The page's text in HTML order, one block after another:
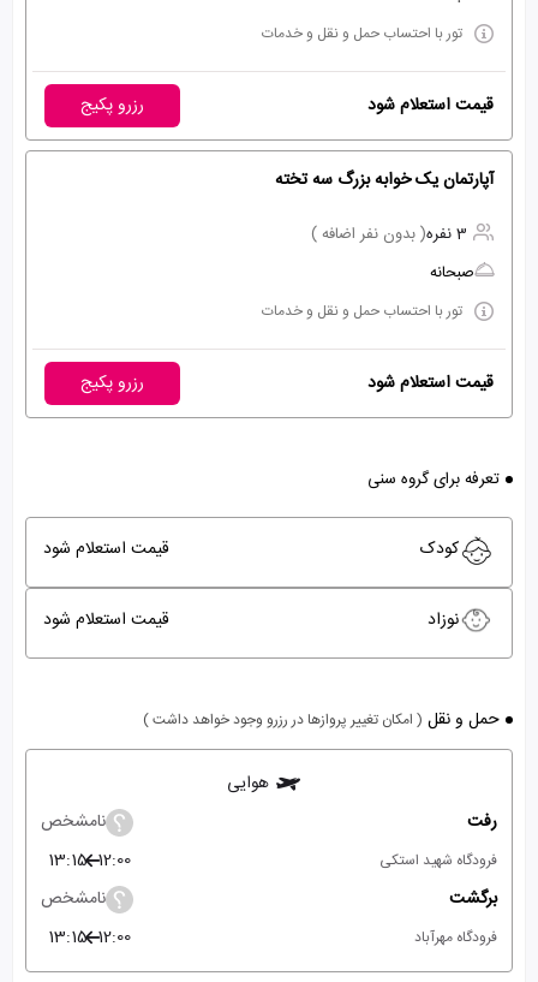
تور با احتساب حمل و نقل و خدمات
قیمت استعلام شود رزرو پکیج
آپارتمان يک خوابه بزرگ سه تخته
3 نفره
( بدون نفر اضافه )
صبحانه
تور با احتساب حمل و نقل و خدمات
قیمت استعلام شود رزرو پکیج
تعرفه برای گروه سنی
کودک قیمت استعلام شود
نوزاد قیمت استعلام شود
حمل و نقل ( امکان تغییر پروازها در رزرو وجود خواهد داشت )
هوایی
رفت
نامشخص
فرودگاه شهید استکی 12:00
13:15
برگشت
نامشخص
فرودگاه مهرآباد 12:00
13:15